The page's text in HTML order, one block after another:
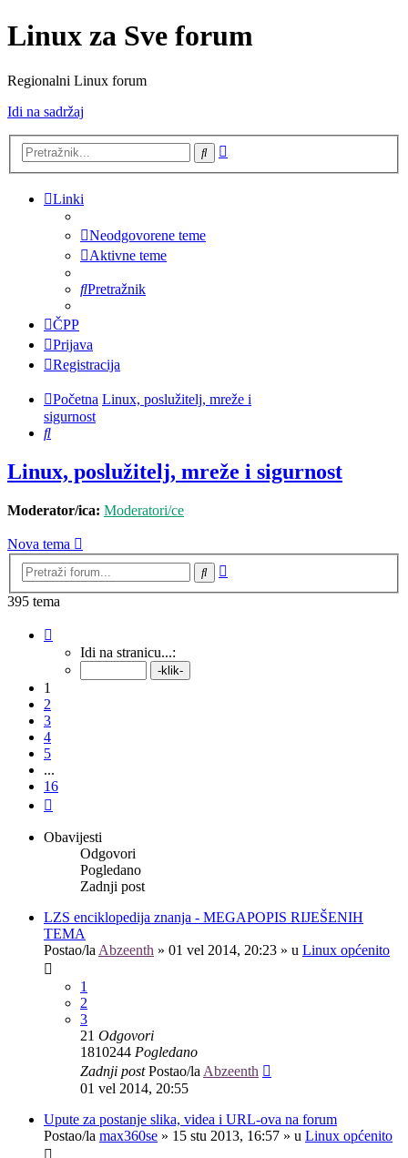
Linux za Sve forum
Regionalni Linux forum
Idi na sadržaj
Pretražnik
Linki
Neodgovorene teme
Aktivne teme
Pretražnik
ČPP
Prijava
Registracija
Početna Linux, poslužitelj, mreže i
sigurnost
Pretražnik
Linux, poslužitelj, mreže i sigurnost
Moderator/ica: Moderatori/ce
Nova tema
Pretražnik
395 tema
16 .Idi na stranicu...:
1
2
3
4
5
...
16
Obavijesti
Odgovori
Pogledano
Zadnji post
LZS enciklopedija znanja - MEGAPOPIS RIJEŠENIH
TEMA
Postao/la Abzeenth » 01 vel 2014, 20:23 » u Linux općenito
1
2
3
21 Odgovori
1810244 Pogledano
Zadnji postPostao/la Abzeenth
01 vel 2014, 20:55
Upute za postanje slika, videa i URL-ova na forum
Postao/la max360se » 15 stu 2013, 16:57 » u Linux općenito